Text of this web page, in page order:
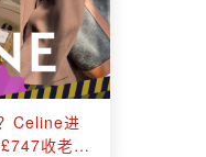
Celine进
收老花